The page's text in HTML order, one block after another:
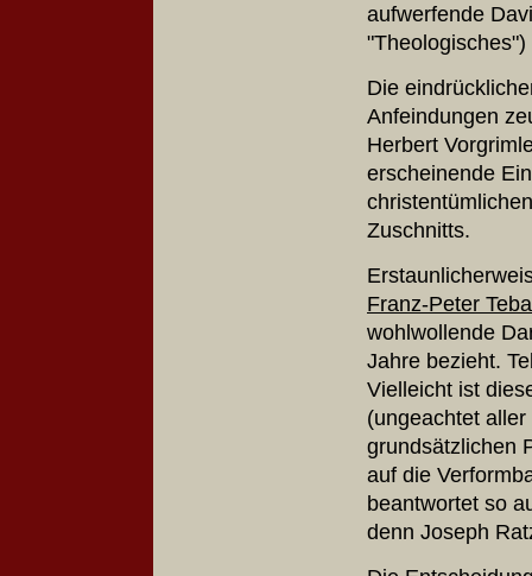
aufwerfende
Die
Anfeindungen
Herbert
erscheinende
Zuschnitts.
Franz-Peter
wohlwollende
Jahre bezieht.
Vielleicht ist
(ungeachtet
grundsätzlichen
auf die
beantwortet so
denn Joseph